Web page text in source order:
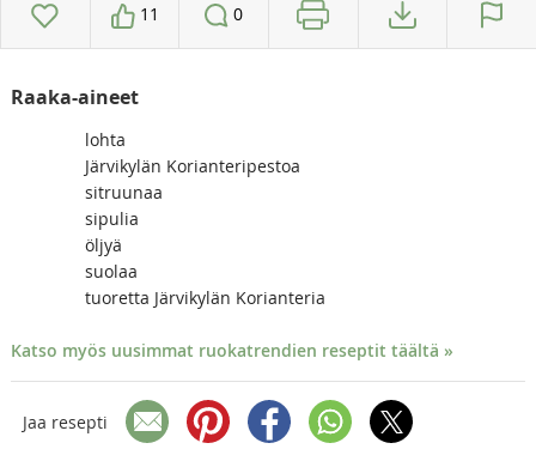
11 0
Raaka-aineet
lohta
Järvikylän Korianteripestoa
sitruunaa
sipulia
öljyä
suolaa
tuoretta Järvikylän Korianteria
Katso myös uusimmat ruokatrendien reseptit täältä »
Jaa resepti